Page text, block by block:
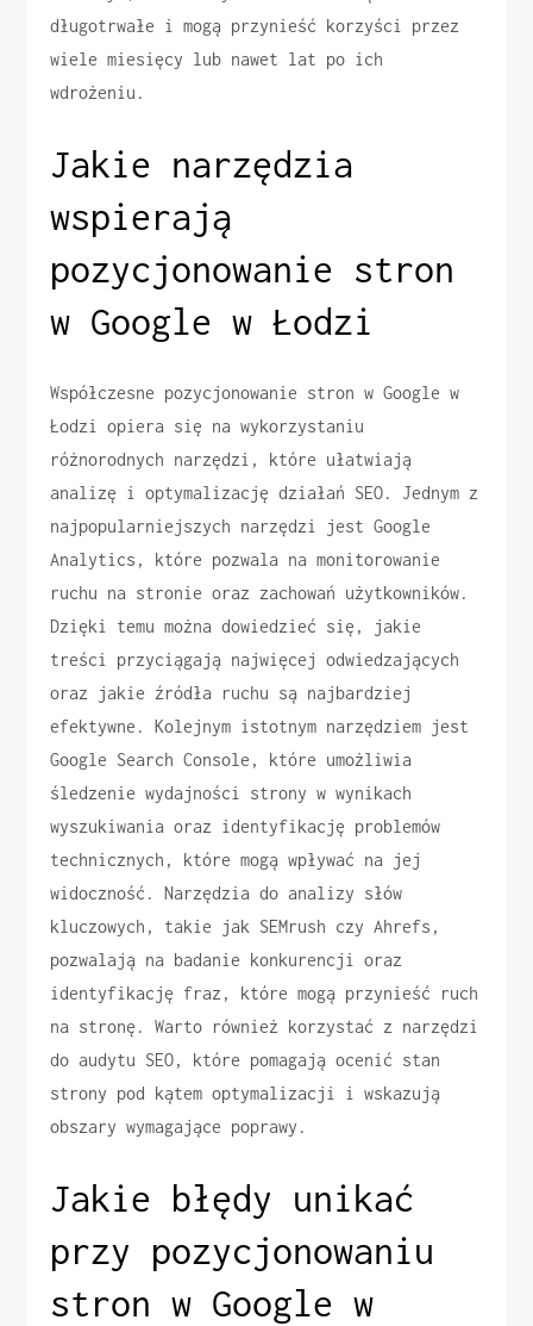
długotrwałe i mogą przynieść korzyści przez
wiele miesięcy lub nawet lat po ich
wdrożeniu.
Jakie narzędzia
wspierają
pozycjonowanie stron
w Google w Łodzi
Współczesne pozycjonowanie stron w Google w
Łodzi opiera się na wykorzystaniu
różnorodnych narzędzi, które ułatwiają
analizę i optymalizację działań SEO. Jednym z
najpopularniejszych narzędzi jest Google
Analytics, które pozwala na monitorowanie
ruchu na stronie oraz zachowań użytkowników.
Dzięki temu można dowiedzieć się, jakie
treści przyciągają najwięcej odwiedzających
oraz jakie źródła ruchu są najbardziej
efektywne. Kolejnym istotnym narzędziem jest
Google Search Console, które umożliwia
śledzenie wydajności strony w wynikach
wyszukiwania oraz identyfikację problemów
technicznych, które mogą wpływać na jej
widoczność. Narzędzia do analizy słów
kluczowych, takie jak SEMrush czy Ahrefs,
pozwalają na badanie konkurencji oraz
identyfikację fraz, które mogą przynieść ruch
na stronę. Warto również korzystać z narzędzi
do audytu SEO, które pomagają ocenić stan
strony pod kątem optymalizacji i wskazują
obszary wymagające poprawy.
Jakie błędy unikać
przy pozycjonowaniu
stron w Google w